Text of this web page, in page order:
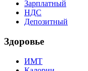
Зарплатный
НДС
Депозитный
Здоровье
ИМТ